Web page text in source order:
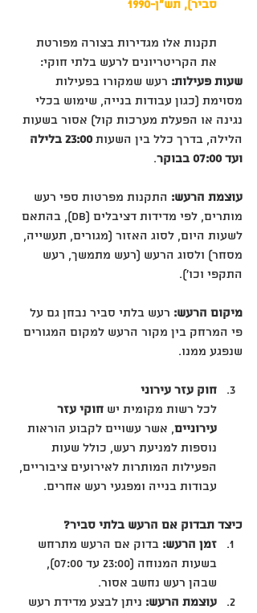
סביר), תש"ן-1990
תקנות אלו מגדירות בצורה מפורטת
את הקריטריונים לרעש בלתי חוקי:
שעות פעילות: רעש שמקורו בפעילות
מסוימת (כגון עבודות בנייה, שימוש בכלי
נגינה או הפעלת מערכות קול) אסור בשעות
הלילה, בדרך כלל בין השעות
23:00 בלילה
ועד 07:00 בבוקר
.
עוצמת הרעש: התקנות מפרטות ספי רעש
מותרים, לפי מדידות דציבלים (dB), בהתאם
לשעות היום, לסוג האזור (מגורים, תעשייה,
מסחר) ולסוג הרעש (רעש מתמשך, רעש
התקפי וכו').
מיקום הרעש: רעש בלתי סביר נבחן גם על
פי המרחק בין מקור הרעש למקום המגורים
שנפגע ממנו.
חוק עזר עירוני
לכל רשות מקומית יש חוקי עזר
עירוניים, אשר עשויים לקבוע הוראות
נוספות למניעת רעש, כולל שעות
הפעילות המותרות לאירועים ציבוריים,
עבודות בנייה ומפגעי רעש אחרים.
כיצד תבדוק אם הרעש בלתי סביר?
זמן הרעש: בדוק אם הרעש מתרחש
בשעות המנוחה (23:00 עד 07:00),
שבהן רעש נחשב אסור.
עוצמת הרעש: ניתן לבצע מדידת רעש